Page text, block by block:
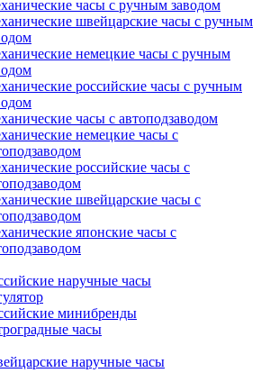
часы с ручным заводом
швейцарские часы с ручным
немецкие часы с ручным
российские часы с ручным
часы с автоподзаводом
немецкие часы с
российские часы с
швейцарские часы с
японские часы с
наручные часы
минибренды
часы
наручные часы